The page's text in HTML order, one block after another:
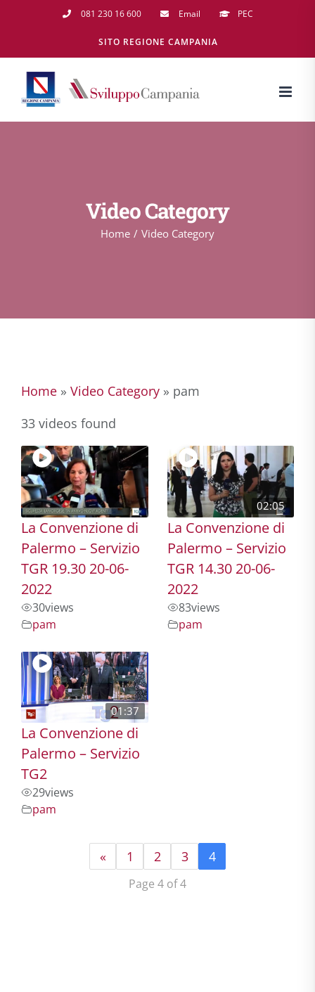
081 230 16 600 Email PEC
SITO REGIONE CAMPANIA
Video Category
Home Video Category
Home » Video Category » pam
33 videos found
La Convenzione di
Palermo – Servizio
TGR 19.30 20-06-
2022
30views
pam
02:05
La Convenzione di
Palermo – Servizio
TGR 14.30 20-06-
2022
83views
pam
01:37
La Convenzione di
Palermo – Servizio
TG2
29views
pam
« 1 2 3 4
Page 4 of 4